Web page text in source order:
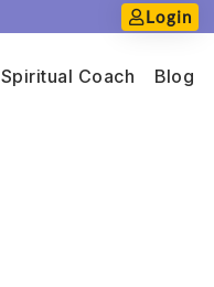
Login
Spiritual Coach Blog